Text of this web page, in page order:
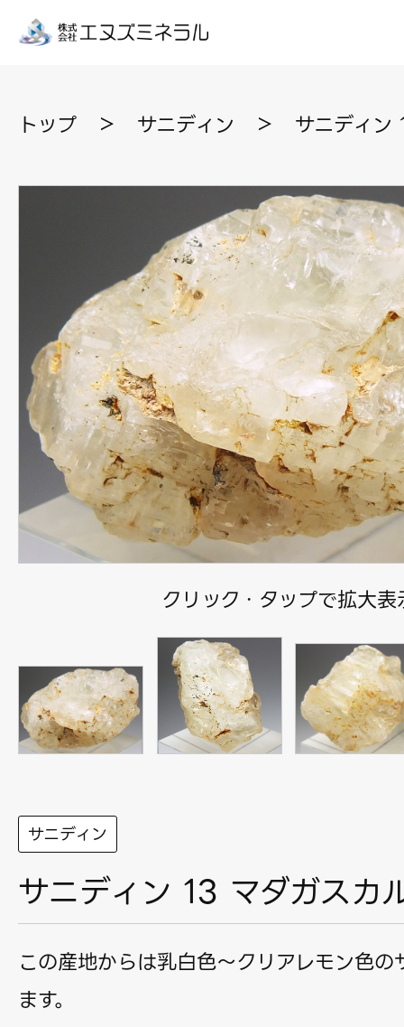
トップ ＞ サニディン ＞ サニディン
クリック・タップで拡大表
サニディン
サニディン 13 マダガスカ
この産地からは乳白色〜クリアレモン色の
ます。